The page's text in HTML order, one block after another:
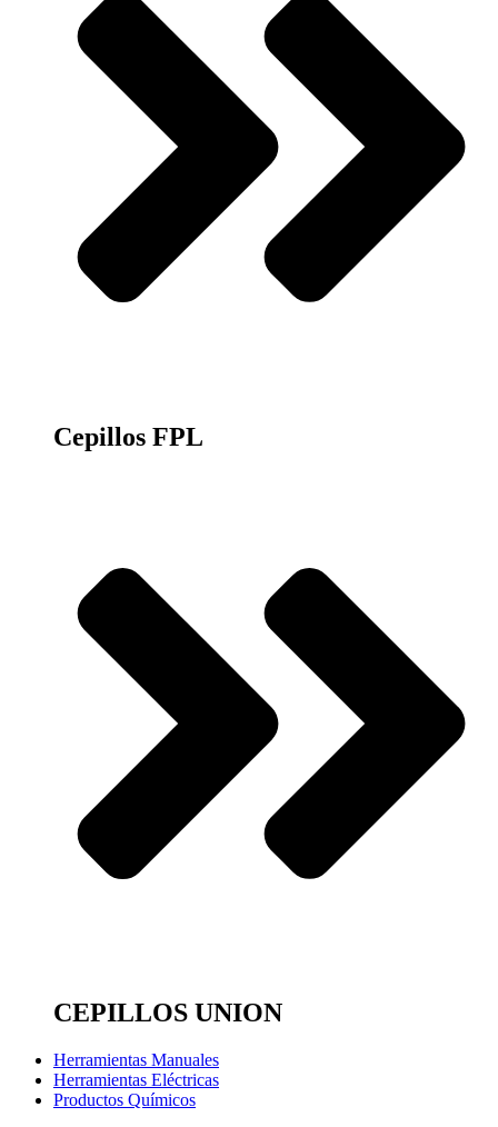
Cepillos FPL
CEPILLOS UNION
Herramientas Manuales
Herramientas Eléctricas
Productos Químicos